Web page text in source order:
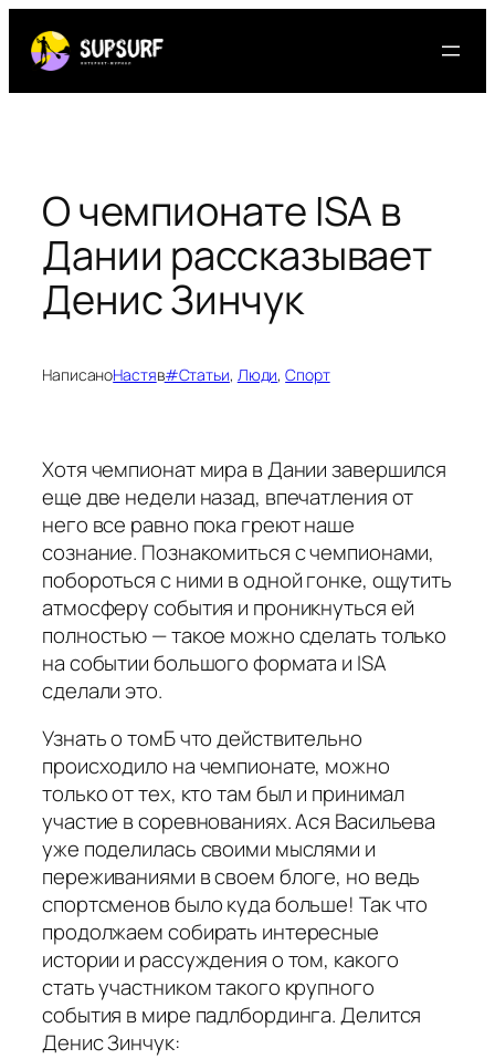
содержимому
О чемпионате ISA в
Дании рассказывает
Денис Зинчук
НаписаноНастяв#Статьи, Люди, Спорт
Хотя чемпионат мира в Дании завершился
еще две недели назад, впечатления от
него все равно пока греют наше
сознание. Познакомиться с чемпионами,
побороться с ними в одной гонке, ощутить
атмосферу события и проникнуться ей
полностью — такое можно сделать только
на событии большого формата и ISA
сделали это.
Узнать о томБ что действительно
происходило на чемпионате, можно
только от тех, кто там был и принимал
участие в соревнованиях. Ася Васильева
уже поделилась своими мыслями и
переживаниями в своем блоге, но ведь
спортсменов было куда больше! Так что
продолжаем собирать интересные
истории и рассуждения о том, какого
стать участником такого крупного
события в мире падлбординга. Делится
Денис Зинчук: